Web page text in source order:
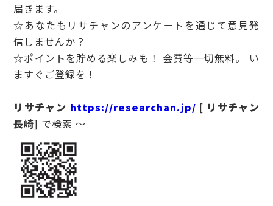
届きます。
☆あなたもリサチャンのアンケートを通じて意見発
信しませんか？
☆ポイントを貯める楽しみも！ 会費等一切無料。 い
ますぐご登録を！
リサチャン https://researchan.jp/ [ リサチャン
長崎] で検索 ～